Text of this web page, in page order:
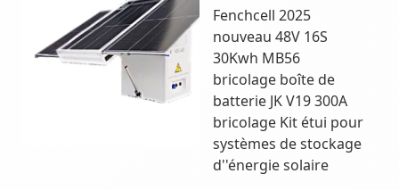
Fenchcell 2025
nouveau 48V 16S
30Kwh MB56
bricolage boîte de
batterie JK V19 300A
bricolage Kit étui pour
systèmes de stockage
d''énergie solaire